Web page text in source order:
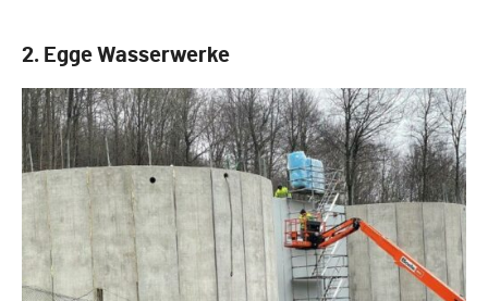
2. Egge Wasserwerke